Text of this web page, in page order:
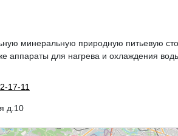
минеральную природную питьевую
аппараты для нагрева и охлаждения
17-11
д.10